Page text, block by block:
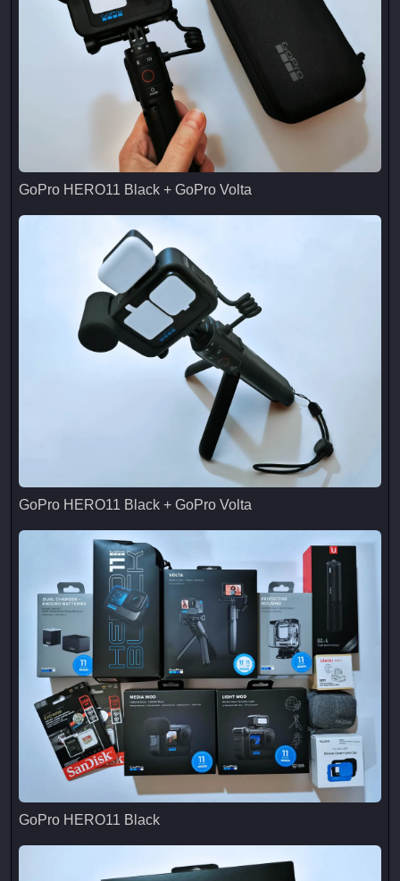
GoPro HERO11 Black + GoPro Volta
GoPro HERO11 Black + GoPro Volta
GoPro HERO11 Black + GoPro Volta
GoPro HERO11 Black + GoPro Volta
GoPro HERO11 Black
GoPro HERO11 Black